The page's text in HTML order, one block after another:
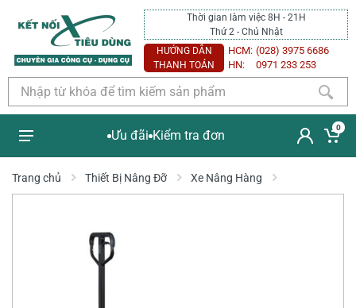
Thời gian làm việc 8H - 21H
Thứ 2 - Chủ Nhật
HƯỚNG DẪN
THANH TOÁN
HCM: (028) 3975 6686
HN:
0971 233 253
Ưu đãi Kiểm tra đơn
0
Trang chủ Thiết Bị Nâng Đỡ Xe Nâng Hàng